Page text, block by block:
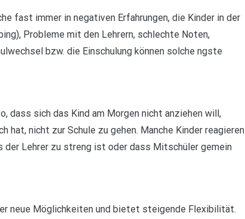
fast immer in negativen Erfahrungen, die Kinder in der
Probleme mit den Lehrern, schlechte Noten,
bzw. die Einschulung können solche ngste
sich das Kind am Morgen nicht anziehen will,
nicht zur Schule zu gehen. Manche Kinder reagieren
der Lehrer zu streng ist oder dass Mitschüler gemein
neue Möglichkeiten und bietet steigende Flexibilität.